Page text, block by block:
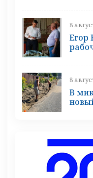
8
Егор
8
В